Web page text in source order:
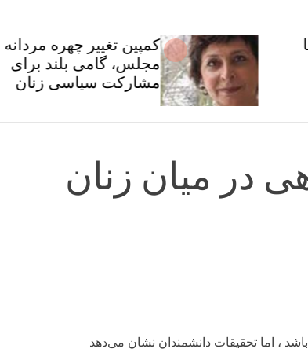
کمپین تغییر چهره مردانه
مجلس، گامی بلند برای
مشارکت سیاسی زنان
در میان زنان
، اما تحقیقات دانشمندان نشان می‌دهد